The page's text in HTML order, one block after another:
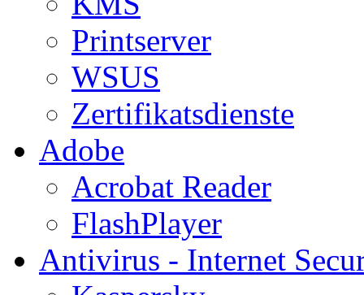
Printserver
WSUS
Zertifikatsdienste
Adobe
Acrobat Reader
FlashPlayer
Antivirus - Internet